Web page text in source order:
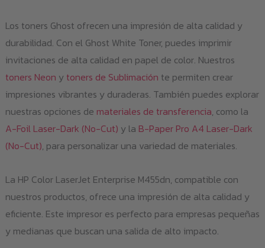
Los toners Ghost ofrecen una impresión de alta calidad y
durabilidad. Con el Ghost White Toner, puedes imprimir
invitaciones de alta calidad en papel de color. Nuestros
toners Neon y toners de Sublimación te permiten crear
impresiones vibrantes y duraderas. También puedes explorar
nuestras opciones de materiales de transferencia, como la
A-Foil Laser-Dark (No-Cut) y la B-Paper Pro A4 Laser-Dark
(No-Cut), para personalizar una variedad de materiales.
La HP Color LaserJet Enterprise M455dn, compatible con
nuestros productos, ofrece una impresión de alta calidad y
eficiente. Este impresor es perfecto para empresas pequeñas
y medianas que buscan una salida de alto impacto.